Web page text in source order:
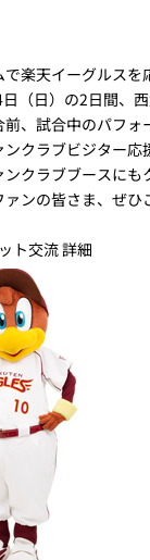
楽天イーグルスを
（日）の2日間、
、試合中のパフォ
クラブビジター応
クラブブースにも
ンの皆さま、ぜひ
ト交流 詳細